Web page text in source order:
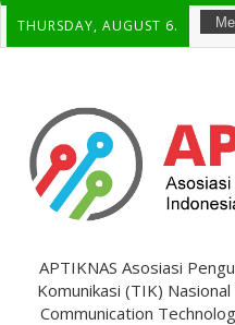
THURSDAY, AUGUST 6.
APTIKNAS Asosiasi
Komunikasi (TIK)
Communication